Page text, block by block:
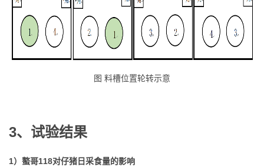
图 料槽位置轮转示意
3、试验结果
1）螯哥118对仔猪日采食量的影响